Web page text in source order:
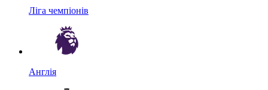
Ліга чемпіонів
Англія